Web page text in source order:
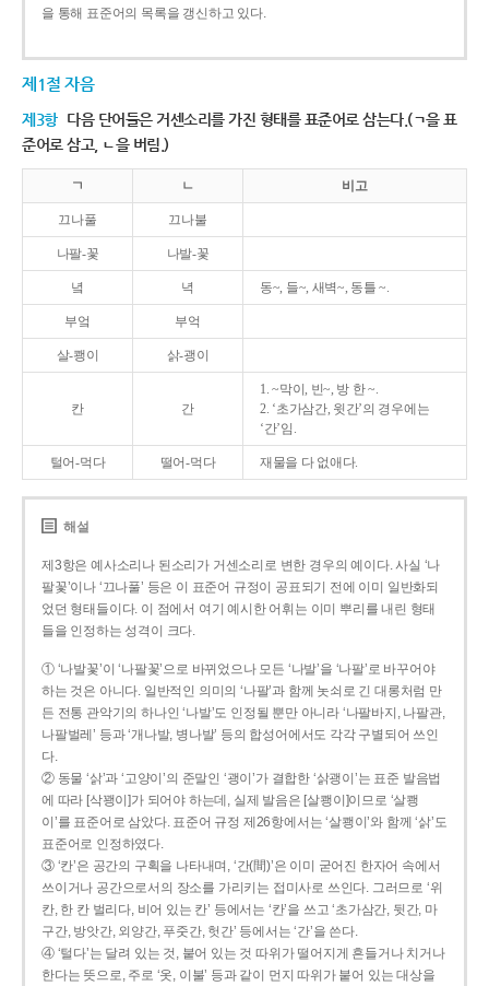
을 통해 표준어의 목록을 갱신하고 있다.
제1절 자음
제3항 다음 단어들은 거센소리를 가진 형태를 표준어로 삼는다.(ㄱ을 표
준어로 삼고, ㄴ을 버림.)
ㄱ ㄴ 비고
끄나풀 끄나불
나팔-꽃 나발-꽃
녘 녁 동~, 들~, 새벽~, 동틀 ~.
부엌 부억
살-쾡이 삵-괭이
칸 간
1. ~막이, 빈~, 방 한 ~.
2. ‘초가삼간, 윗간’의 경우에는
‘간’임.
털어-먹다 떨어-먹다 재물을 다 없애다.
해설
제3항은 예사소리나 된소리가 거센소리로 변한 경우의 예이다. 사실 ‘나
팔꽃’이나 ‘끄나풀’ 등은 이 표준어 규정이 공표되기 전에 이미 일반화되
었던 형태들이다. 이 점에서 여기 예시한 어휘는 이미 뿌리를 내린 형태
들을 인정하는 성격이 크다.
① ‘나발꽃’이 ‘나팔꽃’으로 바뀌었으나 모든 ‘나발’을 ‘나팔’로 바꾸어야
하는 것은 아니다. 일반적인 의미의 ‘나팔’과 함께 놋쇠로 긴 대롱처럼 만
든 전통 관악기의 하나인 ‘나발’도 인정될 뿐만 아니라 ‘나팔바지, 나팔관,
나팔벌레’ 등과 ‘개나발, 병나발’ 등의 합성어에서도 각각 구별되어 쓰인
다.
② 동물 ‘삵’과 ‘고양이’의 준말인 ‘괭이’가 결합한 ‘삵괭이’는 표준 발음법
에 따라 [삭꽹이]가 되어야 하는데, 실제 발음은 [살쾡이]이므로 ‘살쾡
이’를 표준어로 삼았다. 표준어 규정 제26항에서는 ‘살쾡이’와 함께 ‘삵’도
표준어로 인정하였다.
③ ‘칸’은 공간의 구획을 나타내며, ‘간(間)’은 이미 굳어진 한자어 속에서
쓰이거나 공간으로서의 장소를 가리키는 접미사로 쓰인다. 그러므로 ‘위
칸, 한 칸 벌리다, 비어 있는 칸’ 등에서는 ‘칸’을 쓰고 ‘초가삼간, 뒷간, 마
구간, 방앗간, 외양간, 푸줏간, 헛간’ 등에서는 ‘간’을 쓴다.
④ ‘털다’는 달려 있는 것, 붙어 있는 것 따위가 떨어지게 흔들거나 치거나
한다는 뜻으로, 주로 ‘옷, 이불’ 등과 같이 먼지 따위가 붙어 있는 대상을